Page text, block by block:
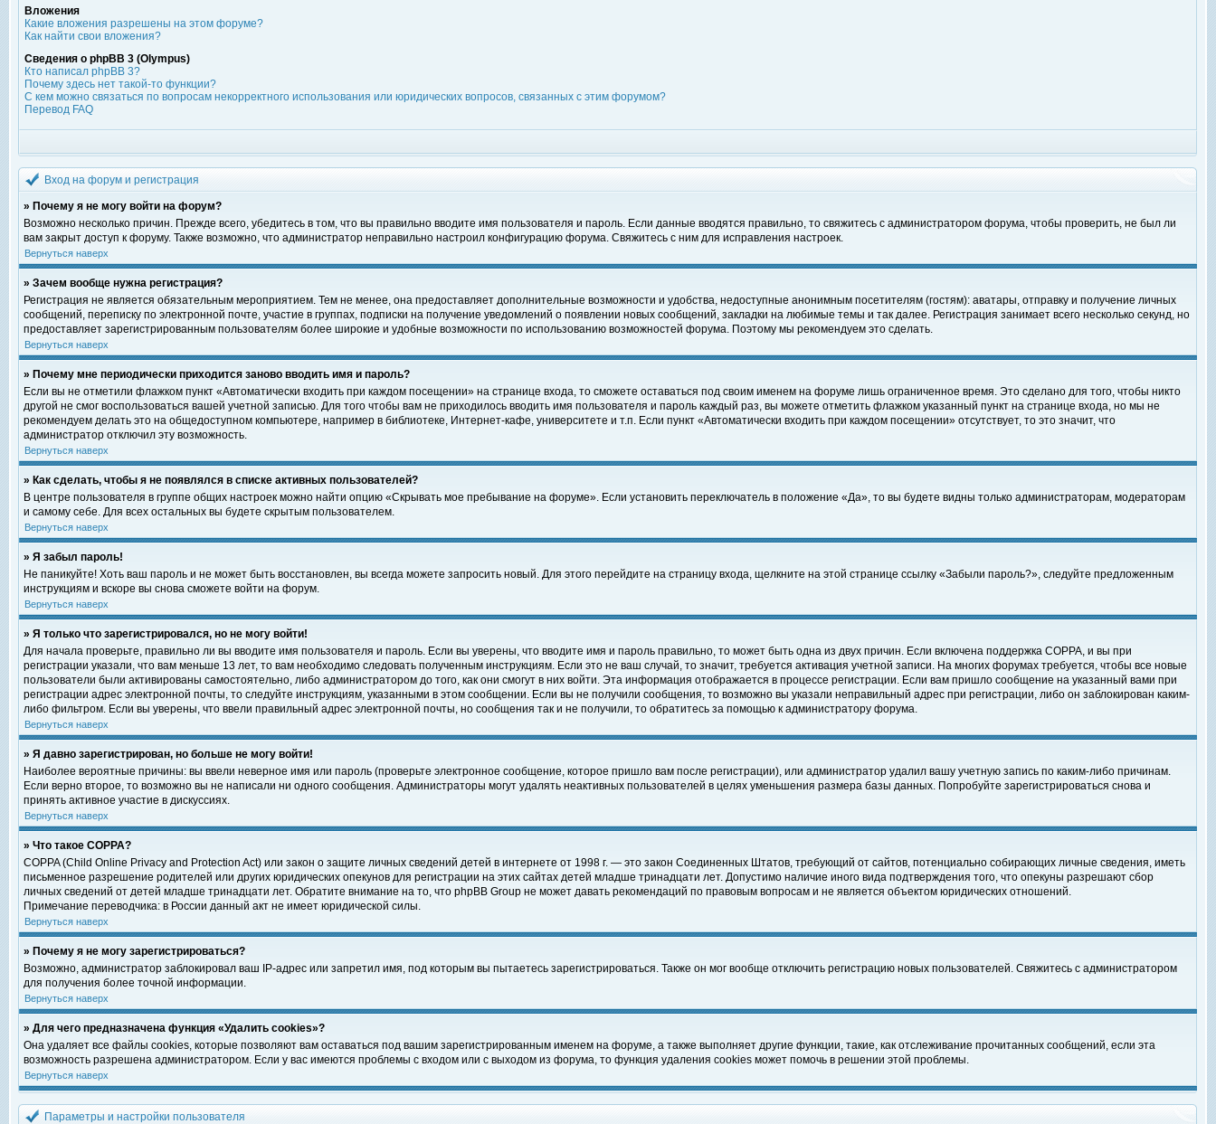
Вложения
Какие вложения разрешены на этом форуме?
Как найти свои вложения?
Сведения о phpBB 3 (Olympus)
Кто написал phpBB 3?
Почему здесь нет такой-то функции?
С кем можно связаться по вопросам некорректного использования или юридических вопросов, связанных с этим форумом?
Перевод FAQ
Вход на форум и регистрация
» Почему я не могу войти на форум?
Возможно несколько причин. Прежде всего, убедитесь в том, что вы правильно вводите имя пользователя и пароль. Если данные вводятся правильно, то свяжитесь с администратором форума, чтобы проверить, не был ли
вам закрыт доступ к форуму. Также возможно, что администратор неправильно настроил конфигурацию форума. Свяжитесь с ним для исправления настроек.
Вернуться наверх
» Зачем вообще нужна регистрация?
Регистрация не является обязательным мероприятием. Тем не менее, она предоставляет дополнительные возможности и удобства, недоступные анонимным посетителям (гостям): аватары, отправку и получение личных
сообщений, переписку по электронной почте, участие в группах, подписки на получение уведомлений о появлении новых сообщений, закладки на любимые темы и так далее. Регистрация занимает всего несколько секунд, но
предоставляет зарегистрированным пользователям более широкие и удобные возможности по использованию возможностей форума. Поэтому мы рекомендуем это сделать.
Вернуться наверх
» Почему мне периодически приходится заново вводить имя и пароль?
Если вы не отметили флажком пункт «Автоматически входить при каждом посещении» на странице входа, то сможете оставаться под своим именем на форуме лишь ограниченное время. Это сделано для того, чтобы никто
другой не смог воспользоваться вашей учетной записью. Для того чтобы вам не приходилось вводить имя пользователя и пароль каждый раз, вы можете отметить флажком указанный пункт на странице входа, но мы не
рекомендуем делать это на общедоступном компьютере, например в библиотеке, Интернет-кафе, университете и т.п. Если пункт «Автоматически входить при каждом посещении» отсутствует, то это значит, что
администратор отключил эту возможность.
Вернуться наверх
» Как сделать, чтобы я не появлялся в списке активных пользователей?
В центре пользователя в группе общих настроек можно найти опцию «Скрывать мое пребывание на форуме». Если установить переключатель в положение «Да», то вы будете видны только администраторам, модераторам
и самому себе. Для всех остальных вы будете скрытым пользователем.
Вернуться наверх
» Я забыл пароль!
Не паникуйте! Хоть ваш пароль и не может быть восстановлен, вы всегда можете запросить новый. Для этого перейдите на страницу входа, щелкните на этой странице ссылку «Забыли пароль?», следуйте предложенным
инструкциям и вскоре вы снова сможете войти на форум.
Вернуться наверх
» Я только что зарегистрировался, но не могу войти!
Для начала проверьте, правильно ли вы вводите имя пользователя и пароль. Если вы уверены, что вводите имя и пароль правильно, то может быть одна из двух причин. Если включена поддержка COPPA, и вы при
регистрации указали, что вам меньше 13 лет, то вам необходимо следовать полученным инструкциям. Если это не ваш случай, то значит, требуется активация учетной записи. На многих форумах требуется, чтобы все новые
пользователи были активированы самостоятельно, либо администратором до того, как они смогут в них войти. Эта информация отображается в процессе регистрации. Если вам пришло сообщение на указанный вами при
регистрации адрес электронной почты, то следуйте инструкциям, указанными в этом сообщении. Если вы не получили сообщения, то возможно вы указали неправильный адрес при регистрации, либо он заблокирован каким-
либо фильтром. Если вы уверены, что ввели правильный адрес электронной почты, но сообщения так и не получили, то обратитесь за помощью к администратору форума.
Вернуться наверх
» Я давно зарегистрирован, но больше не могу войти!
Наиболее вероятные причины: вы ввели неверное имя или пароль (проверьте электронное сообщение, которое пришло вам после регистрации), или администратор удалил вашу учетную запись по каким-либо причинам.
Если верно второе, то возможно вы не написали ни одного сообщения. Администраторы могут удалять неактивных пользователей в целях уменьшения размера базы данных. Попробуйте зарегистрироваться снова и
принять активное участие в дискуссиях.
Вернуться наверх
» Что такое COPPA?
COPPA (Child Online Privacy and Protection Act) или закон о защите личных сведений детей в интернете от 1998 г. — это закон Соединенных Штатов, требующий от сайтов, потенциально собирающих личные сведения, иметь
письменное разрешение родителей или других юридических опекунов для регистрации на этих сайтах детей младше тринадцати лет. Допустимо наличие иного вида подтверждения того, что опекуны разрешают сбор
личных сведений от детей младше тринадцати лет. Обратите внимание на то, что phpBB Group не может давать рекомендаций по правовым вопросам и не является объектом юридических отношений.
Примечание переводчика: в России данный акт не имеет юридической силы.
Вернуться наверх
» Почему я не могу зарегистрироваться?
Возможно, администратор заблокировал ваш IP-адрес или запретил имя, под которым вы пытаетесь зарегистрироваться. Также он мог вообще отключить регистрацию новых пользователей. Свяжитесь с администратором
для получения более точной информации.
Вернуться наверх
» Для чего предназначена функция «Удалить cookies»?
Она удаляет все файлы cookies, которые позволяют вам оставаться под вашим зарегистрированным именем на форуме, а также выполняет другие функции, такие, как отслеживание прочитанных сообщений, если эта
возможность разрешена администратором. Если у вас имеются проблемы с входом или с выходом из форума, то функция удаления cookies может помочь в решении этой проблемы.
Вернуться наверх
Параметры и настройки пользователя